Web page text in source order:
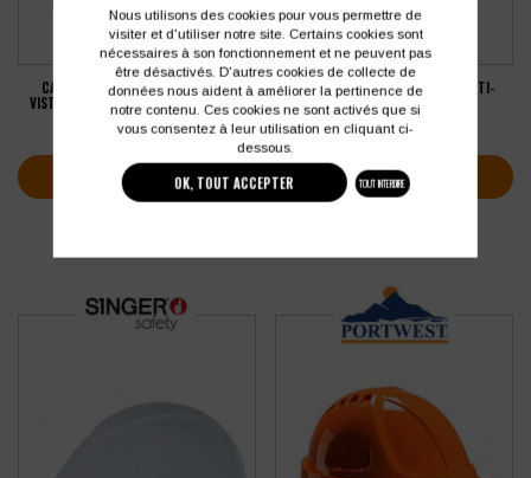
CASQUE SUR-LUNETTE JSP EVO®
VISTALENS® VENTILÉ – CRÉMAILLÈRE
66,52€ HT
VOIR PLUS D'INFOS
POWERCAP® JSP ACTIVE IP (ANTI-
IMPACT) 8H
804,33€
VOIR PLUS D'INFOS
Nous utilisons des cookies pour vous permettre de
visiter et d'utiliser notre site. Certains cookies sont
nécessaires à son fonctionnement et ne peuvent pas
être désactivés. D'autres cookies de collecte de
données nous aident à améliorer la pertinence de
notre contenu. Ces cookies ne sont activés que si
vous consentez à leur utilisation en cliquant ci-
dessous.
OK, TOUT ACCEPTER TOUT INTERDIRE